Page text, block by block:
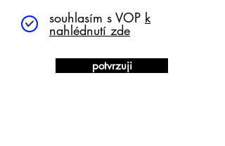
souhlasím s VOP k
nahlédnutí zde
potvrzuji